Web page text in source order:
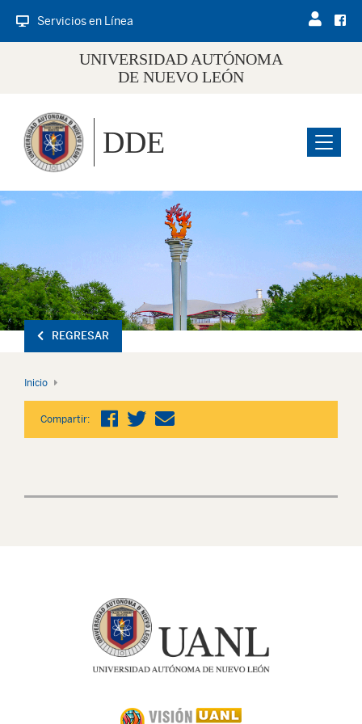
Servicios en Línea
UNIVERSIDAD AUTÓNOMA
DE NUEVO LEÓN
Menu
DDE
REGRESAR
Inicio
Compartir: